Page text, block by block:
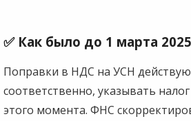
✅ Как было до 1 марта
Поправки в НДС на УСН
соответственно, указывать
этого момента. ФНС